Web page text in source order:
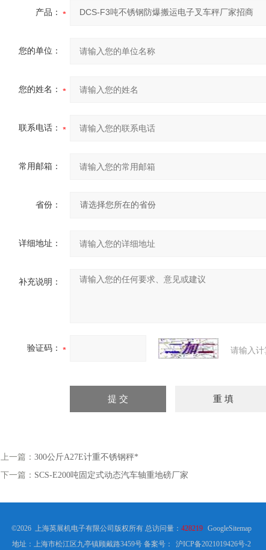
产品：
您的单位：
您的姓名：
联系电话：
常用邮箱：
省份：
详细地址：
补充说明：
验证码： 请输入
上一篇： 300公斤A27E计重不锈钢秤*
下一篇： SCS-E200吨固定式动态汽车轴重地磅厂家
©2026 上海英展机电子有限公司版权所有 总访问量： 428219
GoogleSitemap
地址：上海市松江区九亭镇顾戴路3459号备案号： 沪ICP备2021019426号-2